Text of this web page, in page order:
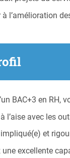
à l’amélioration
BAC+3 en RH,
l’aise avec les
et
une excellente